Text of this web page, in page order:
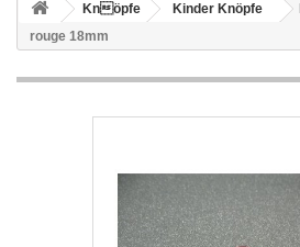
Knöpfe Kinder Knöpfe
rouge 18mm